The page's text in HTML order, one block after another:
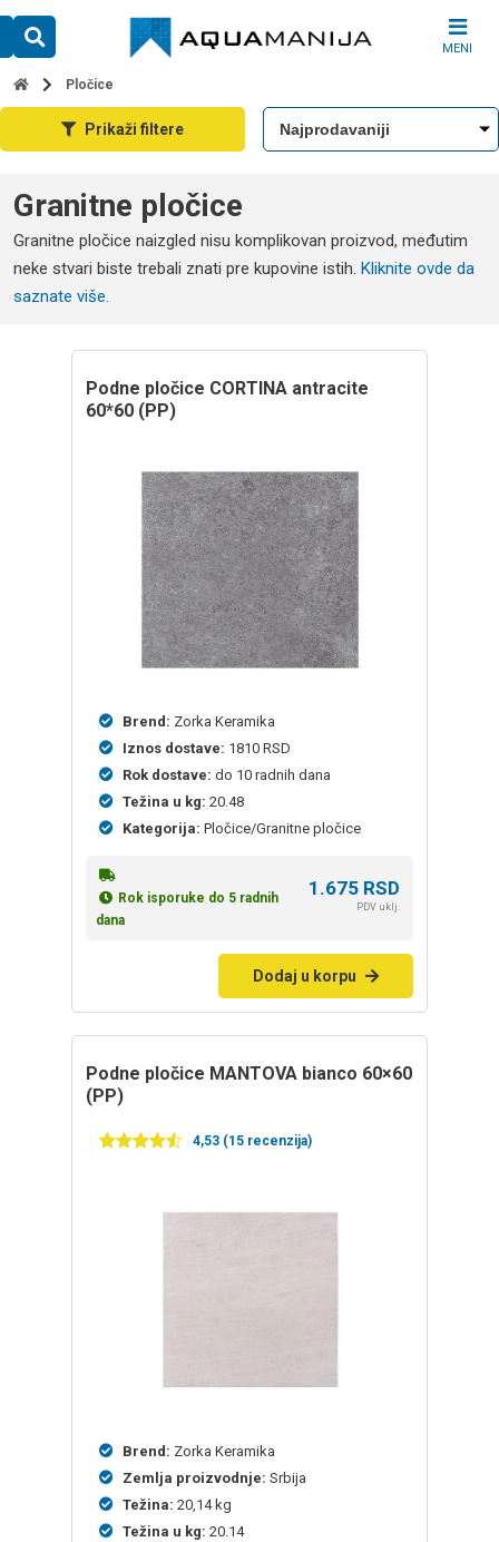
content
MENI
Pločice
Prikaži filtere
Granitne pločice
Granitne pločice naizgled nisu komplikovan proizvod, međutim
neke stvari biste trebali znati pre kupovine istih. Kliknite ovde da
saznate više.
Podne pločice CORTINA antracite
60*60 (PP)
Brend: Zorka Keramika
Iznos dostave: 1810 RSD
Rok dostave: do 10 radnih dana
Težina u kg: 20.48
Kategorija: Pločice/Granitne pločice
Rok isporuke do 5 radnih
dana
1.675 RSD
PDV uklj.
Dodaj u korpu
Podne pločice MANTOVA bianco 60×60
(PP)
4,53 (15 recenzija)
Brend: Zorka Keramika
Zemlja proizvodnje: Srbija
Težina: 20,14 kg
Težina u kg: 20.14